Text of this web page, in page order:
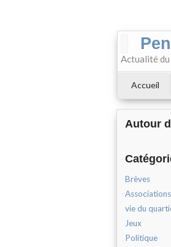
Actualité
Accueil
Autour
Brèves
Associations
vie du
Jeux
Politique